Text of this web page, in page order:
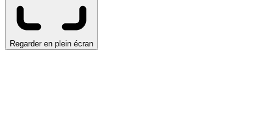
Regarder en plein écran